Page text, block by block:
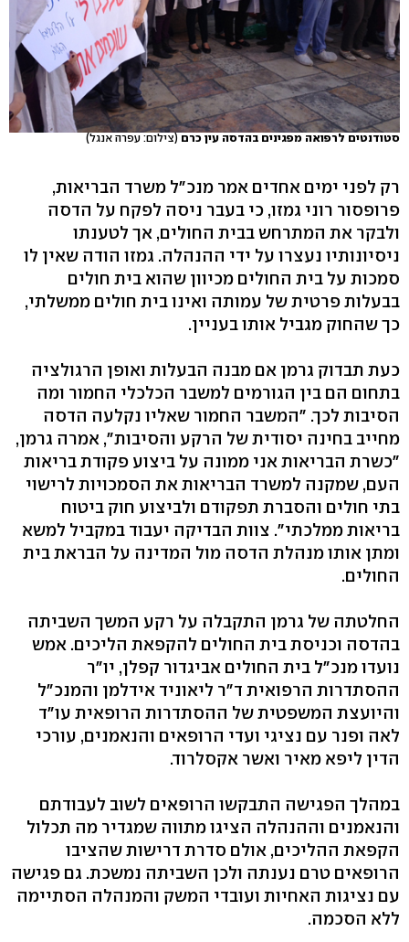
סטודנטים לרפואה מפגינים בהדסה עין כרם (צילום: עפרה אנגל)
רק לפני ימים אחדים אמר מנכ"ל משרד הבריאות,
פרופסור רוני גמזו, כי בעבר ניסה לפקח על הדסה
ולבקר את המתרחש בבית החולים, אך לטענתו
ניסיונותיו נעצרו על ידי ההנהלה. גמזו הודה שאין לו
סמכות על בית החולים מכיוון שהוא בית חולים
בבעלות פרטית של עמותה ואינו בית חולים ממשלתי,
כך שהחוק מגביל אותו בעניין.
כעת תבדוק גרמן אם מבנה הבעלות ואופן הרגולציה
בתחום הם בין הגורמים למשבר הכלכלי החמור ומה
הסיבות לכך. "המשבר החמור שאליו נקלעה הדסה
מחייב בחינה יסודית של הרקע והסיבות", אמרה גרמן,
"כשרת הבריאות אני ממונה על ביצוע פקודת בריאות
העם, שמקנה למשרד הבריאות את הסמכויות לרישוי
בתי חולים והסברת תפקודם ולביצוע חוק ביטוח
בריאות ממלכתי". צוות הבדיקה יעבוד במקביל למשא
ומתן אותו מנהלת הדסה מול המדינה על הבראת בית
החולים.
החלטתה של גרמן התקבלה על רקע המשך השביתה
בהדסה וכניסת בית החולים להקפאת הליכים. אמש
נועדו מנכ"ל בית החולים אביגדור קפלן, יו"ר
ההסתדרות הרפואית ד"ר ליאוניד אידלמן והמנכ"ל
והיועצת המשפטית של ההסתדרות הרופאית עו"ד
לאה ופנר עם נציגי ועדי הרופאים והנאמנים, עורכי
הדין ליפא מאיר ואשר אקסלרוד.
במהלך הפגישה התבקשו הרופאים לשוב לעבודתם
והנאמנים וההנהלה הציגו מתווה שמגדיר מה תכלול
הקפאת ההליכים, אולם סדרת דרישות שהציבו
הרופאים טרם נענתה ולכן השביתה נמשכת. גם פגישה
עם נציגות האחיות ועובדי המשק והמנהלה הסתיימה
ללא הסכמה.